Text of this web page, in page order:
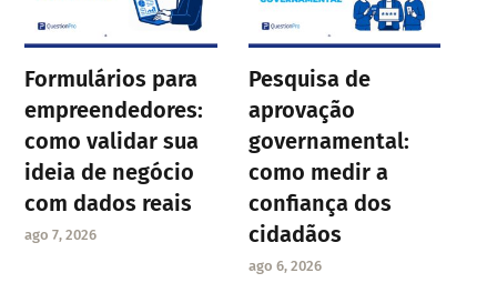
Formulários para
empreendedores:
como validar sua
ideia de negócio
com dados reais
ago 7, 2026
Pesquisa de
aprovação
governamental:
como medir a
confiança dos
cidadãos
ago 6, 2026